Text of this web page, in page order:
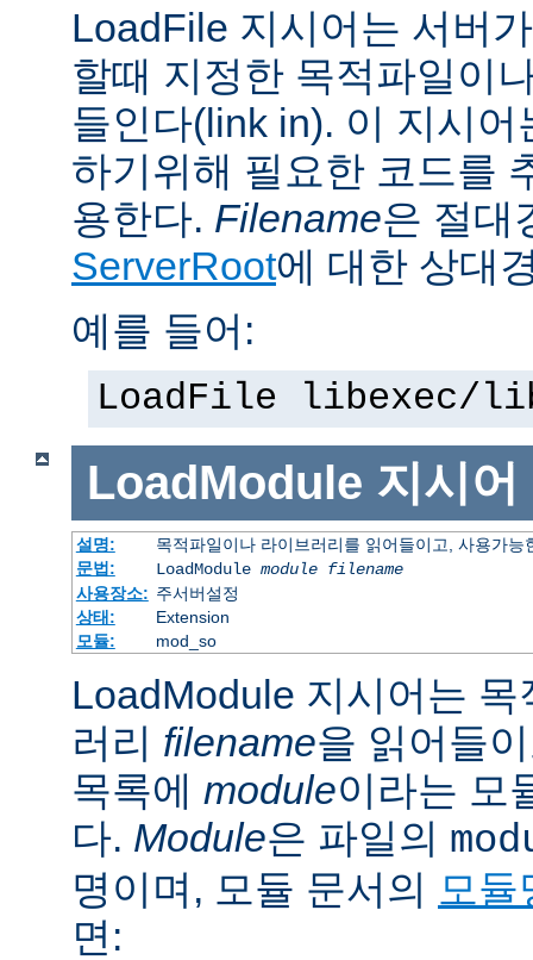
LoadFile 지시어는 서버
할때 지정한 목적파일이
들인다(link in). 이 지시
하기위해 필요한 코드를
용한다. Filename은 절대
ServerRoot에 대한 상대
예를 들어:
LoadFile libexec/
LoadModule 지시어
설명:
목적파일이나 라이브러리를 읽어들이고, 사용가능
문법:
LoadModule module filename
사용장소: 주서버설정
상태:
Extension
모듈:
mod_so
LoadModule 지시어는
러리 filename을 읽어들
목록에 module이라는 모
다. Module은 파일의
명이며, 모듈 문서의 모듈
면: